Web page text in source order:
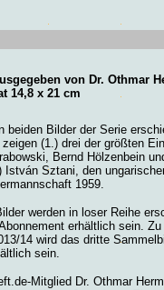
von Dr. Othmar
14,8 x 21 cm
beiden Bilder der Serie
zeigen (1.) drei der größten
Bernd Hölzenbein
István Sztani, den
1959.
werden in loser Reihe
erhältlich sein.
14 wird das dritte
sein.
Mitglied Dr. Othmar